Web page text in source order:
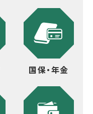
国保・年金